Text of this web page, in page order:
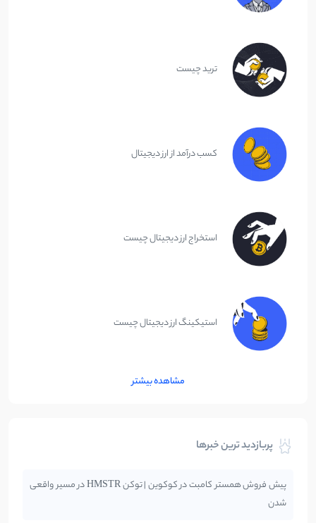
ترید چیست
کسب درآمد از ارز دیجیتال
استخراج ارز دیجیتال چیست
استیکینگ ارز دیجیتال چیست
مشاهده بیشتر
پربازدید ترین خبرها
پیش فروش همستر کامبت در کوکوین | توکن HMSTR در مسیر واقعی
شدن